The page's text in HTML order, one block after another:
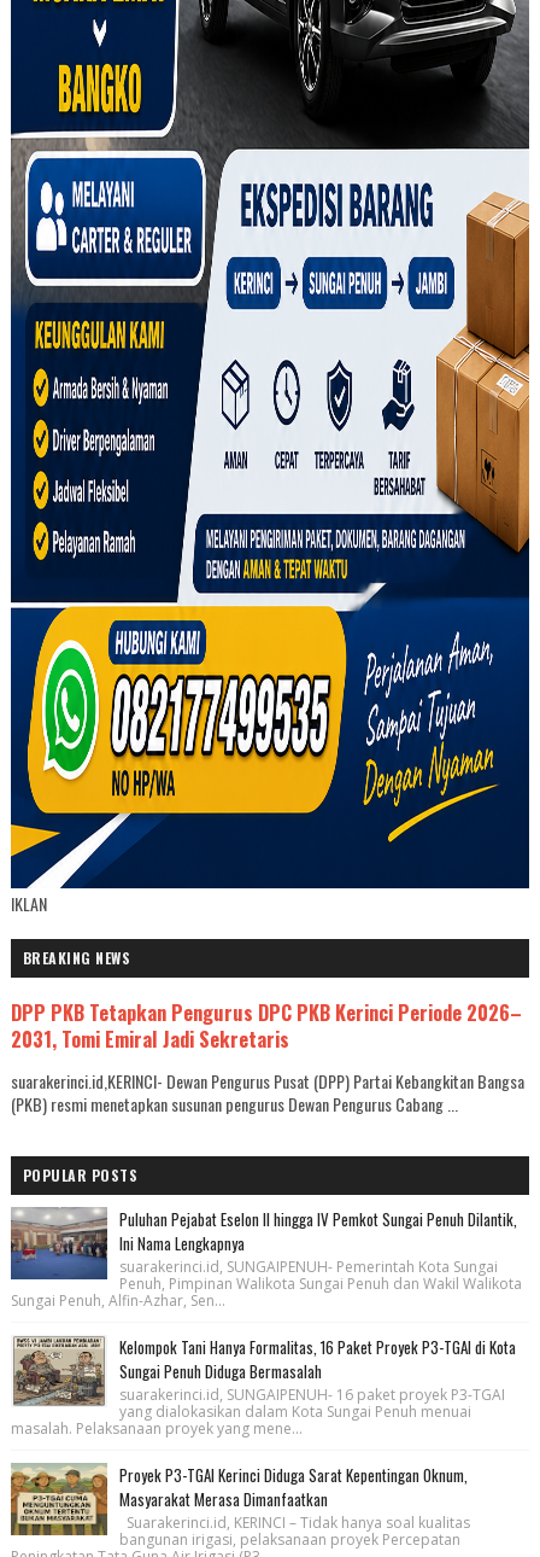
IKLAN
BREAKING NEWS
DPP PKB Tetapkan Pengurus DPC PKB Kerinci Periode 2026–
2031, Tomi Emiral Jadi Sekretaris
suarakerinci.id,KERINCI- Dewan Pengurus Pusat (DPP) Partai Kebangkitan Bangsa
(PKB) resmi menetapkan susunan pengurus Dewan Pengurus Cabang ...
POPULAR POSTS
Puluhan Pejabat Eselon II hingga IV Pemkot Sungai Penuh Dilantik,
Ini Nama Lengkapnya
suarakerinci.id, SUNGAIPENUH- Pemerintah Kota Sungai
Penuh, Pimpinan Walikota Sungai Penuh dan Wakil Walikota
Sungai Penuh, Alfin-Azhar, Sen...
Kelompok Tani Hanya Formalitas, 16 Paket Proyek P3-TGAI di Kota
Sungai Penuh Diduga Bermasalah
suarakerinci.id, SUNGAIPENUH- 16 paket proyek P3-TGAI
yang dialokasikan dalam Kota Sungai Penuh menuai
masalah. Pelaksanaan proyek yang mene...
Proyek P3-TGAI Kerinci Diduga Sarat Kepentingan Oknum,
Masyarakat Merasa Dimanfaatkan
Suarakerinci.id, KERINCI – Tidak hanya soal kualitas
bangunan irigasi, pelaksanaan proyek Percepatan